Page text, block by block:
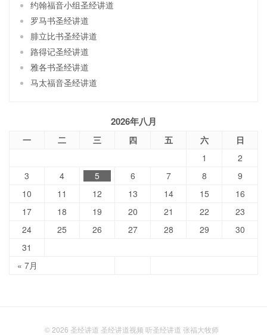
约翰福音小组圣经讲道
罗马书圣经讲道
腓立比书圣经讲道
路得记圣经讲道
雅各书圣经讲道
马太福音圣经讲道
2026年八月
一 二 三 四 五 六 日
« 7月
1
2
3
4 5 6 7 8
9
10
11 12 13 14 15
16
17
18 19 20 21 22
23
24
25 26 27 28 29
30
31
© 2026 圣经讲道 圣经讲道视频 听圣经讲道 张福大牧师